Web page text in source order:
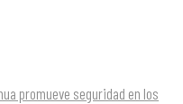
promueve seguridad en los